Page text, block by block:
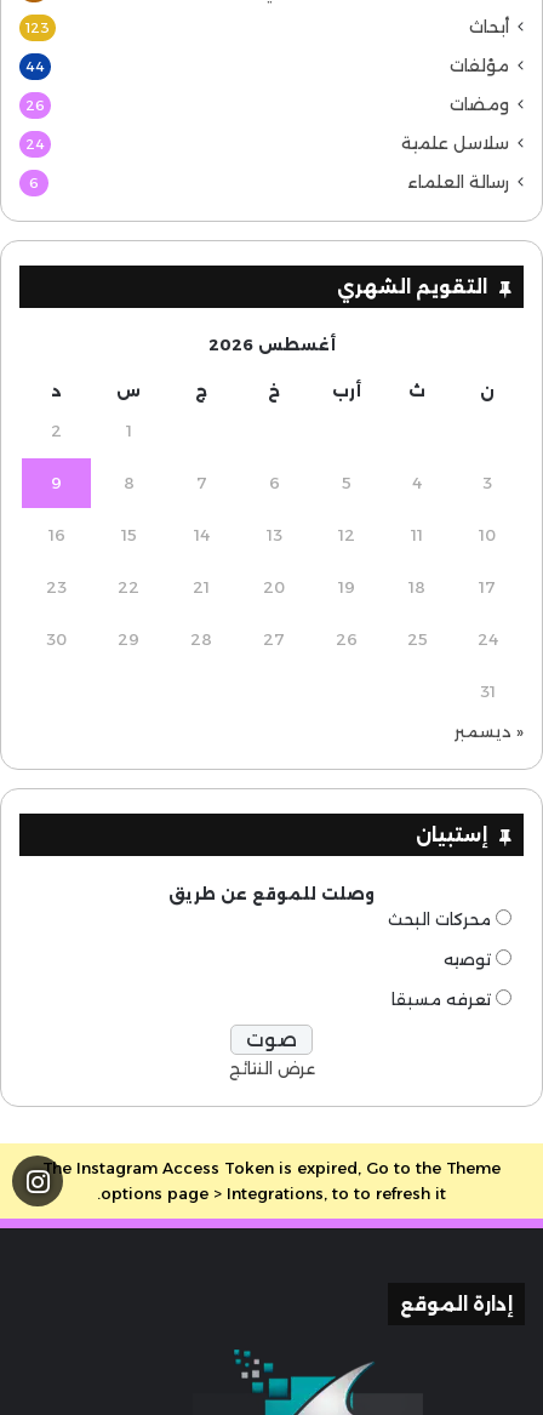
أبحاث 123
مؤلفات 44
ومضات 26
سلاسل علمية 24
رسالة العلماء 6
التقويم الشهري
أغسطس 2026
ن ث أرب خ ج س د
1
2
3
4
5
6
7
8
9
10
11
12
13
14
15
16
17
18
19
20
21
22
23
24
25
26
27
28
29
30
31
« ديسمبر
إستبيان
وصلت للموقع عن طريق
محركات البحث
توصيه
تعرفه مسبقا
عرض النتائج
The Instagram Access Token is expired, Go to the Theme
options page > Integrations, to to refresh it.
إدارة الموقع